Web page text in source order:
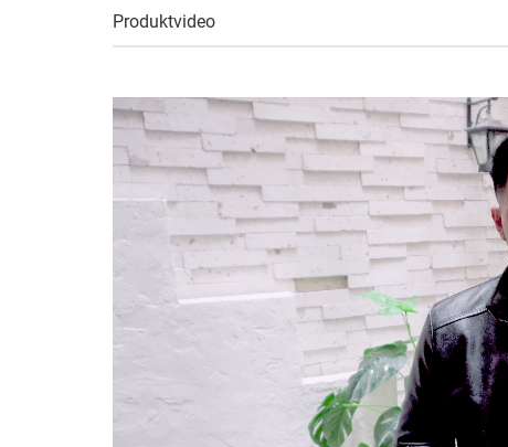
Produktvideo